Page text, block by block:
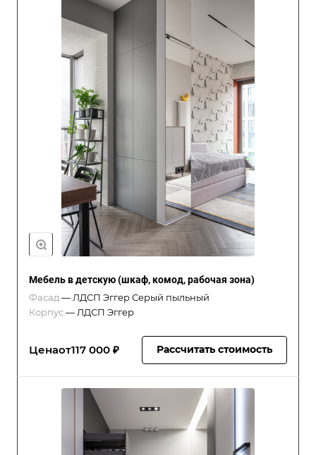
Мебель в детскую (шкаф, комод, рабочая зона)
Фасад — ЛДСП Эггер Серый пыльный
Корпус— ЛДСП Эггер
Ценаот117 000 ₽ Рассчитать стоимость